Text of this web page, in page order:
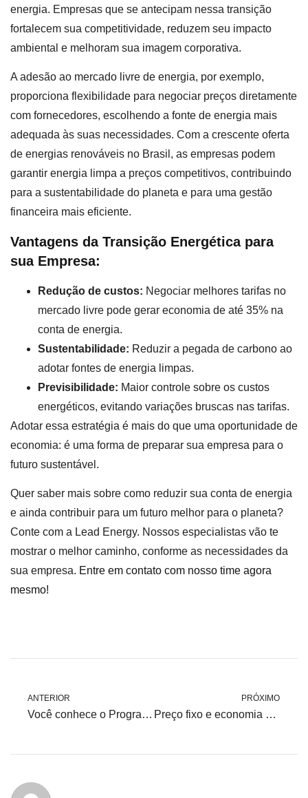
energia. Empresas que se antecipam nessa transição
fortalecem sua competitividade, reduzem seu impacto
ambiental e melhoram sua imagem corporativa.
A adesão ao mercado livre de energia, por exemplo,
proporciona flexibilidade para negociar preços diretamente
com fornecedores, escolhendo a fonte de energia mais
adequada às suas necessidades. Com a crescente oferta
de energias renováveis no Brasil, as empresas podem
garantir energia limpa a preços competitivos, contribuindo
para a sustentabilidade do planeta e para uma gestão
financeira mais eficiente.
Vantagens da Transição Energética para
sua Empresa:
Redução de custos: Negociar melhores tarifas no
mercado livre pode gerar economia de até 35% na
conta de energia.
Sustentabilidade: Reduzir a pegada de carbono ao
adotar fontes de energia limpas.
Previsibilidade: Maior controle sobre os custos
energéticos, evitando variações bruscas nas tarifas.
Adotar essa estratégia é mais do que uma oportunidade de
economia: é uma forma de preparar sua empresa para o
futuro sustentável.
Quer saber mais sobre como reduzir sua conta de energia
e ainda contribuir para um futuro melhor para o planeta?
Conte com a Lead Energy. Nossos especialistas vão te
mostrar o melhor caminho, conforme as necessidades da
sua empresa. Entre em contato com nosso time agora
mesmo!
ANTERIOR
Você conhece o Programa de Incentivo às Alternativas de Energia Elétrica?
PRÓXIMO
Preço fixo e economia garantida: Saiba o que é e como funciona